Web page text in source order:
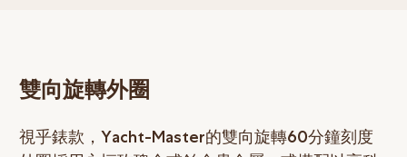
雙向旋轉外圈
視乎錶款，Yacht-Master的雙向旋轉60分鐘刻度